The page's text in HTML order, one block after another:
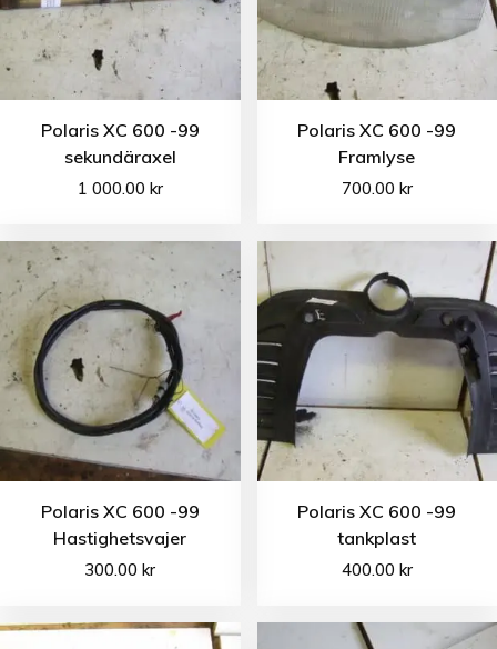
Polaris XC 600 -99
sekundäraxel
1 000.00 kr
Polaris XC 600 -99
Framlyse
700.00 kr
Polaris XC 600 -99
Hastighetsvajer
300.00kr
Polaris XC 600 -99
tankplast
400.00 kr